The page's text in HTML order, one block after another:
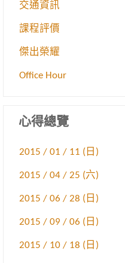
交通資訊
課程評價
傑出榮耀
Office Hour
心得總覽
2015 / 01 / 11 (日)
2015 / 04 / 25 (六)
2015 / 06 / 28 (日)
2015 / 09 / 06 (日)
2015 / 10 / 18 (日)